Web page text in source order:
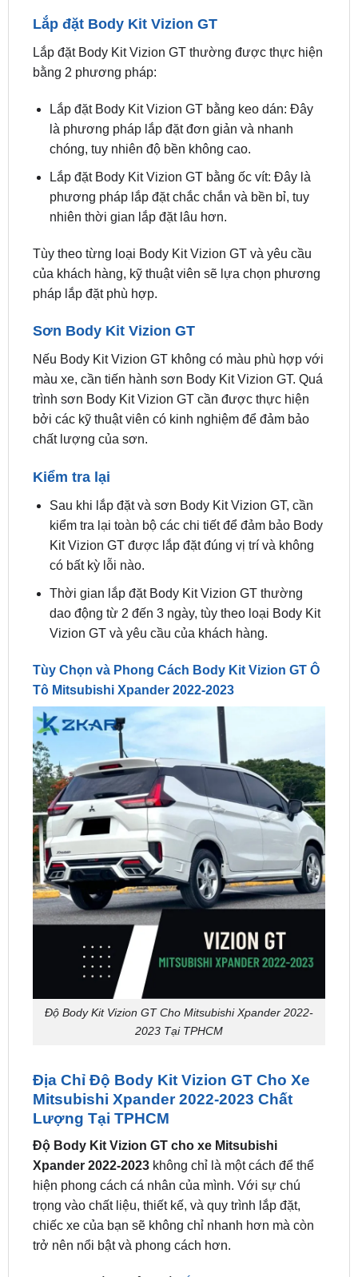
bằng 2 phương pháp:
Lắp đặt Body Kit Vizion GT bằng keo dán: Đây
chóng, tuy nhiên độ bền không cao.
Lắp đặt Body Kit Vizion GT bằng ốc vít: Đây là
phương pháp lắp đặt chắc chắn và bền bỉ, tuy
nhiên thời gian lắp đặt lâu hơn.
Tùy theo từng loại Body Kit Vizion GT và yêu cầu
pháp lắp đặt phù hợp.
Sơn Body Kit Vizion GT
màu xe, cần tiến hành sơn Body Kit Vizion GT. Quá
trình sơn Body Kit Vizion GT cần được thực hiện
bởi các kỹ thuật viên có kinh nghiệm để đảm bảo
chất lượng của sơn.
Kiểm tra lại
kiểm tra lại toàn bộ các chi tiết để đảm bảo Body
Kit Vizion GT được lắp đặt đúng vị trí và không
có bất kỳ lỗi nào.
Thời gian lắp đặt Body Kit Vizion GT thường
dao động từ 2 đến 3 ngày, tùy theo loại Body Kit
Vizion GT và yêu cầu của khách hàng.
Tùy Chọn và Phong Cách Body Kit Vizion GT Ô
Độ Body Kit Vizion GT Cho Mitsubishi Xpander 2022-
2023 Tại TPHCM
Địa Chỉ Độ Body Kit Vizion GT Cho Xe
Lượng Tại TPHCM
Độ Body Kit Vizion GT cho xe Mitsubishi
Xpander 2022-2023không chỉ là một cách để thể
hiện phong cách cá nhân của mình. Với sự chú
trọng vào chất liệu, thiết kế, và quy trình lắp đặt,
chiếc xe của bạn sẽ không chỉ nhanh hơn mà còn
trở nên nổi bật và phong cách hơn.
ZKar Auto là cơ sở uy tínlắp đặt Body Kit Vizion